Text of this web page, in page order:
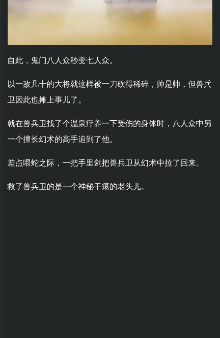
自此，鬼门八人众秒变七人众。
以一敌几十的大将就这样被一刀砍得稀碎，帅是帅，但兽兵
卫因此也摊上事儿了。
就在兽兵卫找了个温泉疗养一下受伤的身体时，八人众中另
一个擅长幻术的高手追到了他。
差点喂蛇之际，一把手里剑把兽兵卫从幻术中拉了回来。
救了兽兵卫的是一个神秘干瘪的老头儿。